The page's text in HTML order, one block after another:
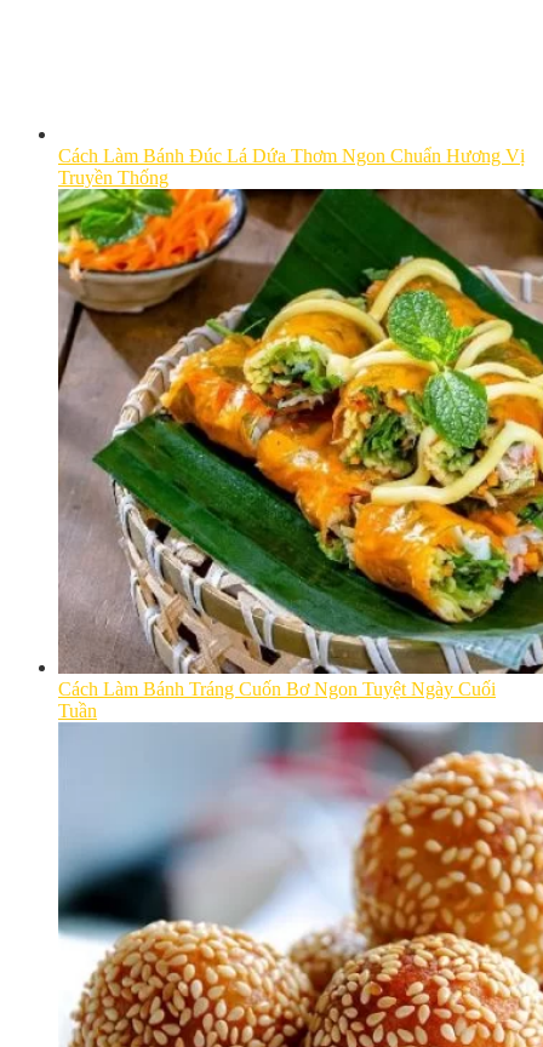
Cách Làm Bánh Đúc Lá Dứa Thơm Ngon Chuẩn Hương Vị
Truyền Thống
Cách Làm Bánh Tráng Cuốn Bơ Ngon Tuyệt Ngày Cuối
Tuần